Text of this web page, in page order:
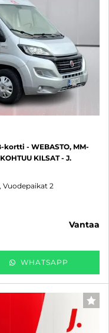
kortti - WEBASTO, MM-
KILSAT - J.
Vuodepaikat 2
vantaa
WHATSAPP